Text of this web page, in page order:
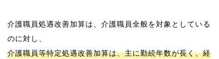
介護職員処遇改善加算は、介護職員全般を対象としている
介護職員等特定処遇改善加算は、主に勤続年数が長く、経